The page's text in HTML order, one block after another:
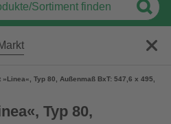
»Linea«, Typ 80, Außenmaß BxT: 547,6 x 495,4
Typ 80,